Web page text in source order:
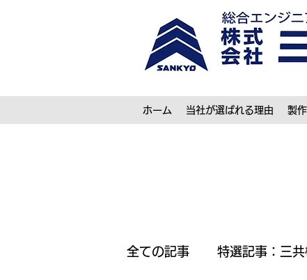
ホーム 当社が選ばれる理由 製
全ての記事 特選記事：三共